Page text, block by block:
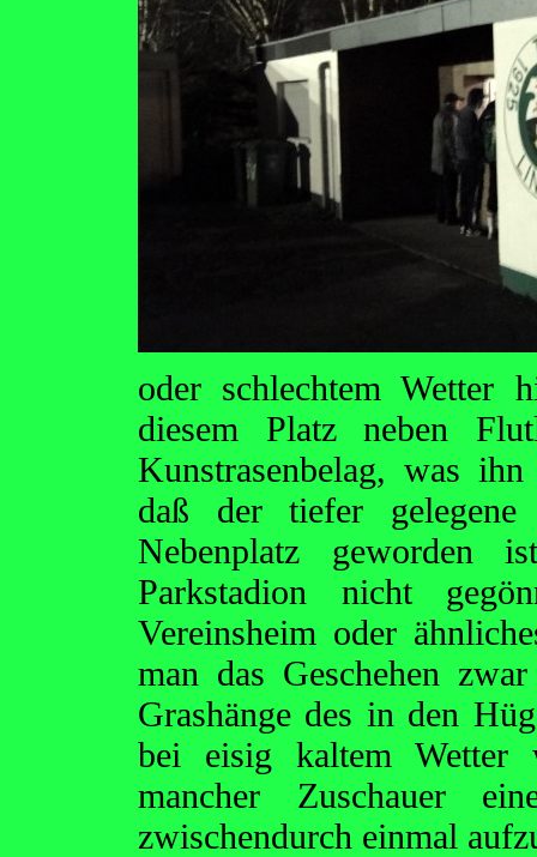
oder schlechtem Wetter
diesem Platz neben
Kunstrasenbelag, was
daß der tiefer gelegene
Nebenplatz geworden
Parkstadion nicht
Vereinsheim oder
man das Geschehen
Grashänge des in den
bei eisig kaltem Wetter
mancher Zuschauer
zwischendurch einmal